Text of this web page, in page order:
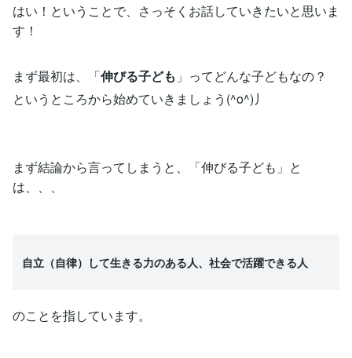
はい！ということで、さっそくお話していきたいと思いま
す！
まず最初は、「伸びる子ども 」ってどんな子どもなの？
というところから始めていきましょう(^o^)丿
まず結論から言ってしまうと、「伸びる子ども」と
は、、、
自立（自律）して生きる力のある人、社会で活躍できる人
のことを指しています。